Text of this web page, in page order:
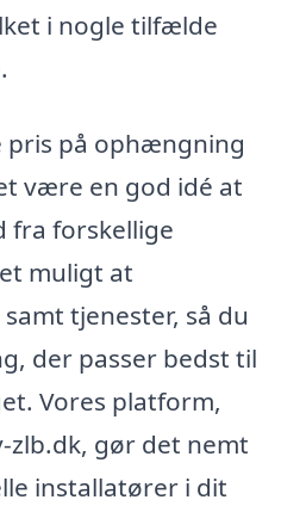
i nogle tilfælde
pris på ophængning
være en god idé at
fra forskellige
muligt at
tjenester, så du
der passer bedst til
Vores platform,
gør det nemt
installatører i dit